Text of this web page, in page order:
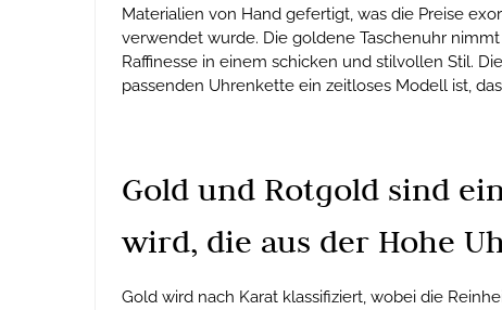
Materialien von Hand gefertigt, was die Preise
verwendet wurde. Die goldene Taschenuhr
Raffinesse in einem schicken und stilvollen Stil.
passenden Uhrenkette ein zeitloses Modell ist,
Gold und Rotgold sind
wird, die aus der Hohe
Gold wird nach Karat klassifiziert, wobei die